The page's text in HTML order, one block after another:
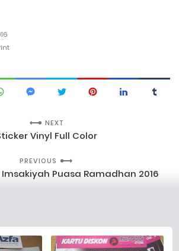
NEXT
Vinyl Full Color
PREVIOUS
Puasa Ramadhan 2016